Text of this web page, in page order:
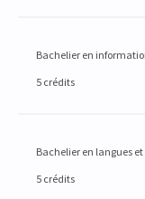
Bachelier en
5 crédits
Bachelier en langues
5 crédits